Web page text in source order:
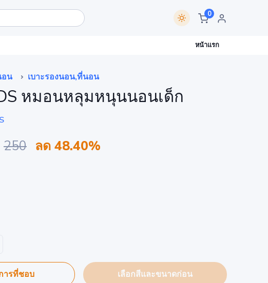
0
หน้าแรก
น เบาะรองนอน,ที่นอน
หมอนหลุมหนุนนอนเด็ก
250 ลด 48.40%
ารที่ชอบ เลือกสีและขนาดก่อน